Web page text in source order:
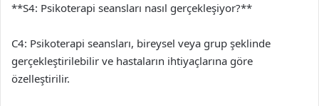
**S4: Psikoterapi seansları nasıl gerçekleşiyor?**
C4: Psikoterapi seansları, bireysel veya grup şeklinde
gerçekleştirilebilir ve hastaların ihtiyaçlarına göre
özelleştirilir.